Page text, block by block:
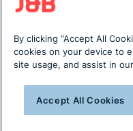
Lager i Sverige
Från projektering till
Copyright ©
By clicking “Accept All
cookies on your device to
site usage, and assist in
Accept All Cookies